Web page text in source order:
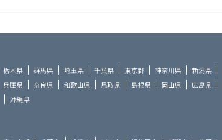
栃木県 群馬県 埼玉県 千葉県 東京都 神奈川県 新潟県
兵庫県 奈良県 和歌山県 鳥取県 島根県 岡山県 広島県
沖縄県